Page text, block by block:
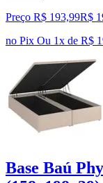
Preço R$ 193,99R$
no Pix Ou 1x de R$
Base Baú